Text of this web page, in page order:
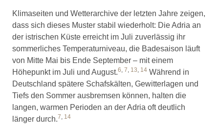
Klimaseiten und Wetterarchive der letzten Jahre zeigen,
dass sich dieses Muster stabil wiederholt: Die Adria an
der istrischen Küste erreicht im Juli zuverlässig ihr
sommerliches Temperaturniveau, die Badesaison läuft
von Mitte Mai bis Ende September – mit einem
Höhepunkt im Juli und August.6, 7, 13, 14 Während in
Deutschland spätere Schafskälten, Gewitterlagen und
Tiefs den Sommer ausbremsen können, halten die
langen, warmen Perioden an der Adria oft deutlich
länger durch.7, 14